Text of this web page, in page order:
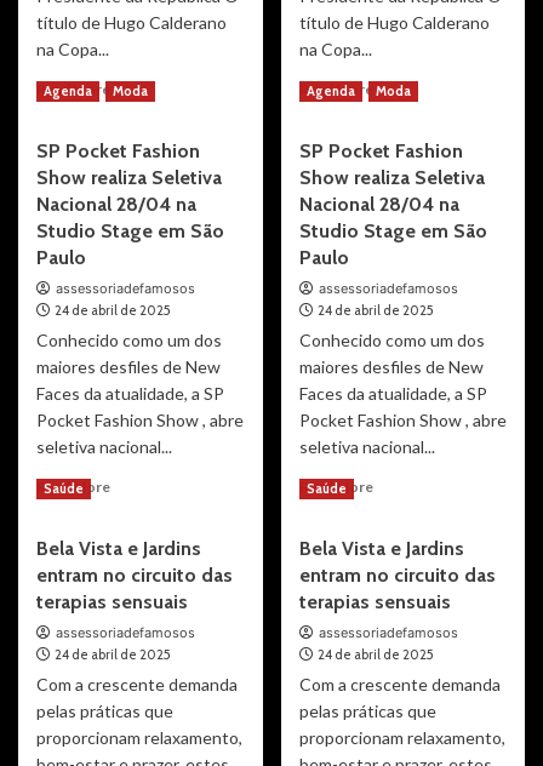
“Café
com
“Café
com
Vanessa”
título de Hugo Calderano
na Copa...
Read More Read
more
Conheça
o
Bolsa
Atleta,
programa
incentivo
citado
por
Lula
parabenizar
Hugo
Calderano
título de Hugo Calderano
na Copa...
Read MoreRead
more
Conheça
o
Bolsa
Atleta,
programa
incentivo
citado
por
Lula
parabenizar
Hugo
Calderano
Agenda Moda
SP Pocket Fashion
Show realiza Seletiva
Nacional 28/04 na
Studio Stage em São
Paulo
assessoriadefamosos
24 de abril de 2025
Conhecido como um dos
maiores desfiles de New
Faces da atualidade, a SP
Pocket Fashion Show , abre
seletiva nacional...
Read MoreRead
SP
Pocket
Fashion
realiza
Nacional
28/04
na
Studio
Agenda Moda
SP Pocket Fashion
Show realiza Seletiva
Nacional 28/04 na
Studio Stage em São
Paulo
assessoriadefamosos
24 de abril de 2025
Conhecido como um dos
maiores desfiles de New
Faces da atualidade, a SP
Pocket Fashion Show , abre
seletiva nacional...
Read MoreRead
SP
Pocket
Fashion
realiza
Nacional
28/04
na
Studio
Saúde
Bela Vista e Jardins
entram no circuito das
terapias sensuais
assessoriadefamosos
24 de abril de 2025
Com a crescente demanda
pelas práticas que
proporcionam relaxamento,
Saúde
Bela Vista e Jardins
entram no circuito das
terapias sensuais
assessoriadefamosos
24 de abril de 2025
Com a crescente demanda
pelas práticas que
proporcionam relaxamento,